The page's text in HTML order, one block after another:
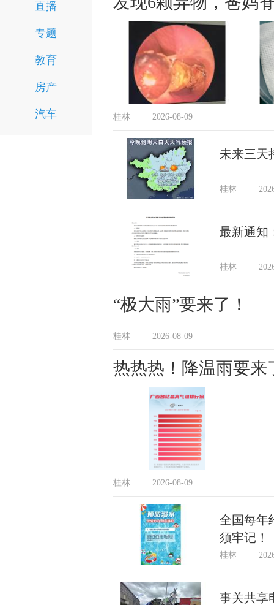
直播
专题
教育
房产
汽车 桂林 2026-08-09
未来三天
桂林
最新通知
桂林
“极大雨”要来了！
桂林 2026-08-09
热热热！降温雨要
桂林 2026-08-09
全国每年
须牢记！
桂林
事关共享